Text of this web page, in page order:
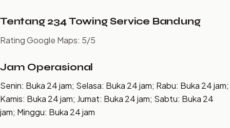
Tentang 234 Towing Service Bandung
Rating Google Maps: 5/5
Jam Operasional
Senin: Buka 24 jam; Selasa: Buka 24 jam; Rabu: Buka 24 jam;
Kamis: Buka 24 jam; Jumat: Buka 24 jam; Sabtu: Buka 24
jam; Minggu: Buka 24 jam